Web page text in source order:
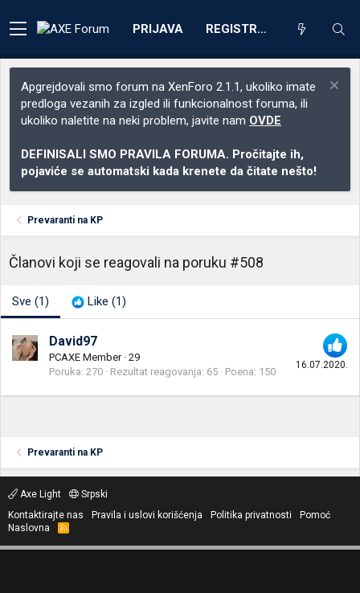
PRIJAVA REGISTRACIJA
Apgrejdovali smo forum na XenForo 2.1.1, ukoliko imate
predloga vezanih za izgled ili funkcionalnost foruma, ili
ukoliko naletite na neki problem, javite nam OVDE
DEFINISALI SMO PRAVILA FORUMA. Pročitajte ih,
pojaviće se automatski kada krenete da čitate nešto!
Prevaranti na KP
Članovi koji se reagovali na poruku #508
Sve (1) Like (1)
16.07.2020.
David97
PCAXE Member · 29
Poruka 270 Rezultat reagovanja 65 Poena 150
Prevaranti na KP
Axe Light
Srpski
Kontaktirajte nas
Pravila i uslovi korišćenja Politika privatnosti
Pomoć
Naslovna
R
S